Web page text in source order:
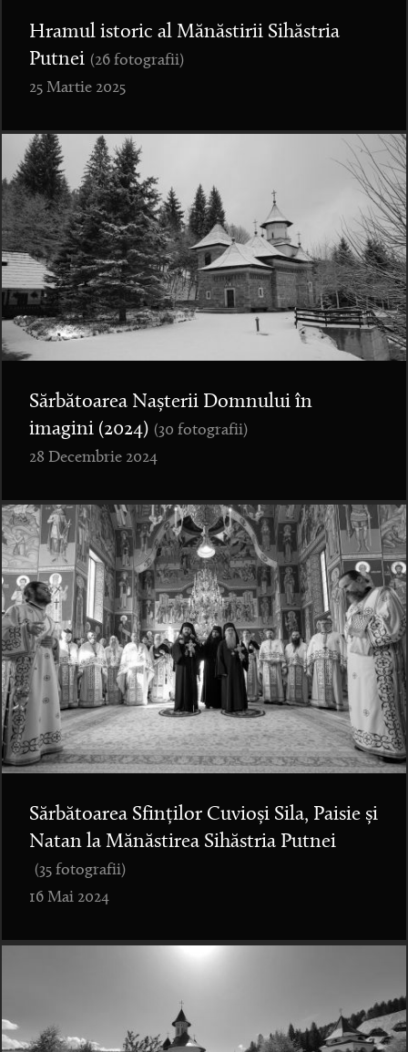
Hramul istoric al Mănăstirii Sihăstria
Putnei (26 fotografii)
25 Martie 2025
Sărbătoarea Nașterii Domnului în
imagini (2024) (30 fotografii)
28 Decembrie 2024
Sărbătoarea Sfinților Cuvioși Sila, Paisie și
Natan la Mănăstirea Sihăstria Putnei
(35 fotografii)
16 Mai 2024